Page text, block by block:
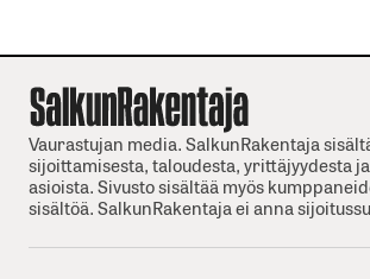
Vaurastujan media. SalkunRakentaja
sijoittamisesta, taloudesta, yrittäjyydesta
asioista. Sivusto sisältää myös
sisältöä. SalkunRakentaja ei anna